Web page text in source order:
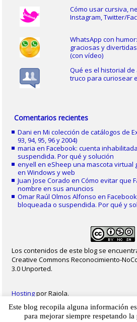
Cómo usar cursiva,
Instagram, Twitter/
WhatsApp con
graciosas y
(con vídeo)
Qué es el historial
truco para curiosear
Comentarios recientes
Dani enMi colección de catálogos de
93, 94, 95, 96 y 2004)
maria enFacebook: cuenta
suspendida. Por qué y solución
enyell eneSheep una mascota virtual
en Windows y web
Juan Jose Corado enCómo evitar que
nombre en sus anuncios
Omar Raúl Olmos Alfonso en
bloqueada o suspendida. Por qué y
Los contenidos de este blog se
Creative Commons Reconocimiento-
3.0 Unported.
Hostingpor Raiola.
2023 - Christian Delgado von Eitzen|Inicio |
Este blog recopila alguna información
para mejorar siempre respetando